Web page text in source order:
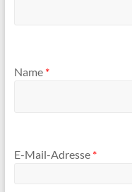
Name *
E-Mail-Adresse *